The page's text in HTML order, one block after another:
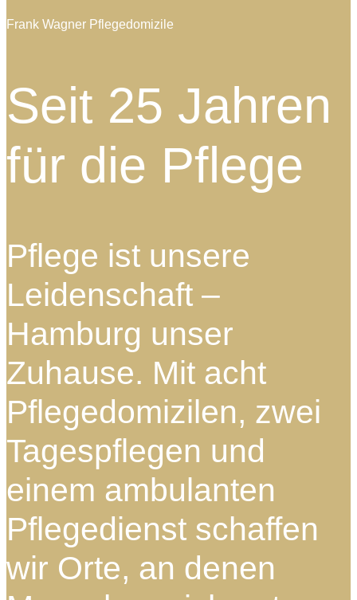
Frank Wagner Pflegedomizile
Seit 25 Jahren
für die Pflege
Pflege ist unsere
Leidenschaft –
Hamburg unser
Zuhause. Mit acht
Pflegedomizilen, zwei
Tagespflegen und
einem ambulanten
Pflegedienst schaffen
wir Orte, an denen